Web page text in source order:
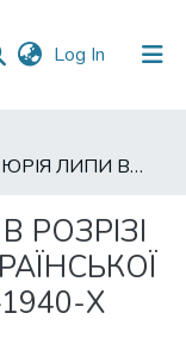
Log In (current)
ВИСТУПИ ЮРІЯ ЛИПИ В РОЗРІЗІ ЄВРОПЕЙСЬКОЇ ТА УКРАЇНСЬКОЇ ПУБЛІЦИСТИКИ 1920–1940-Х РОКІВ
РОЗРІЗІ
Х